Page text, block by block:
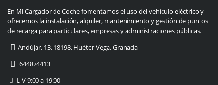
En Mi Cargador de Coche fomentamos el uso del vehículo eléctrico y
ofrecemos la instalación, alquiler, mantenimiento y gestión de puntos
de recarga para particulares, empresas y administraciones públicas.
Andújar, 13, 18198, Huétor Vega, Granada
644874413
L-V 9:00 a 19:00